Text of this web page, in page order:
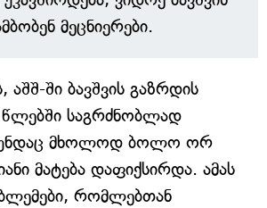
მეცნიერები.
აშშ-ში ბავშვის გაზრდის
საგრძნობლად
მხოლოდ ბოლო ორ
მატება დაფიქსირდა. ამას
რომლებთან